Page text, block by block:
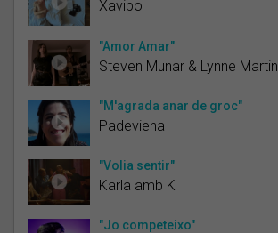
Xavibo
"Amor Amar"
Steven Munar & Lynne Martin
"M'agrada anar de groc"
Padeviena
"Volia sentir"
Karla amb K
"Jo competeixo"